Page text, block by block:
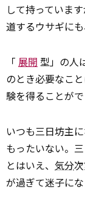
して持っています
道するウサギにも
「 展開 型」の人
のとき必要なこ
験を得ることがで
いつも三日坊主
もったいない。
とはいえ、 気分
が過ぎて迷子に